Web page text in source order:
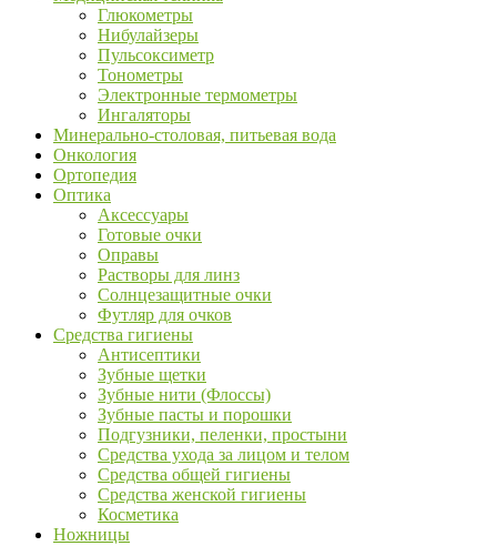
Глюкометры
Нибулайзеры
Пульсоксиметр
Тонометры
Электронные термометры
Ингаляторы
Минерально-столовая, питьевая вода
Онкология
Ортопедия
Оптика
Аксессуары
Готовые очки
Оправы
Растворы для линз
Солнцезащитные очки
Футляр для очков
Средства гигиены
Антисептики
Зубные щетки
Зубные нити (Флоссы)
Зубные пасты и порошки
Подгузники, пеленки, простыни
Средства ухода за лицом и телом
Средства общей гигиены
Средства женской гигиены
Косметика
Ножницы